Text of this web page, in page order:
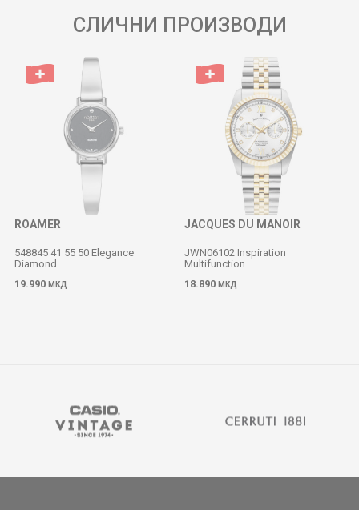
СЛИЧНИ ПРОИЗВОДИ
ROAMER
548845 41 55 50 Elegance
Diamond
19.990 МКД
JACQUES DU MANOIR
JWN06102 Inspiration
Multifunction
18.890 МКД